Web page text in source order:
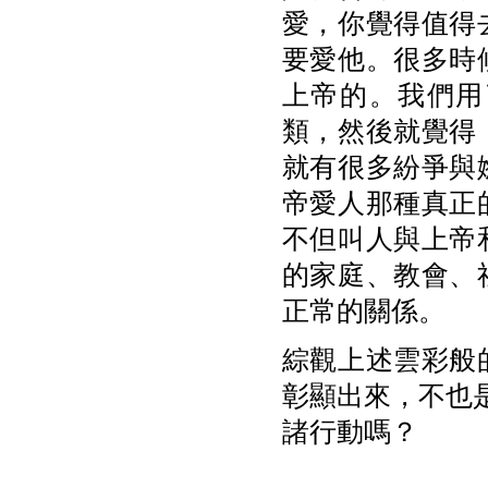
愛，你覺得值得
要愛他。很多時
上帝的。我們
類，然後就覺得
就有很多紛爭與
帝愛人那種真正
不但叫人與上帝
的家庭、教會、
正常的關係。
綜觀上述雲彩般
彰顯出來，不也
諸行動嗎？